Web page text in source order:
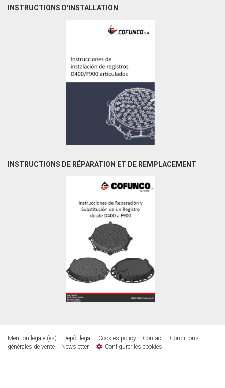
INSTRUCTIONS D'INSTALLATION
INSTRUCTIONS DE RÉPARATION ET DE REMPLACEMENT
Mention légale (es) Dépôt légal Cookies policy Contact
Conditions
générales de vente
Newsletter Configurer les cookies